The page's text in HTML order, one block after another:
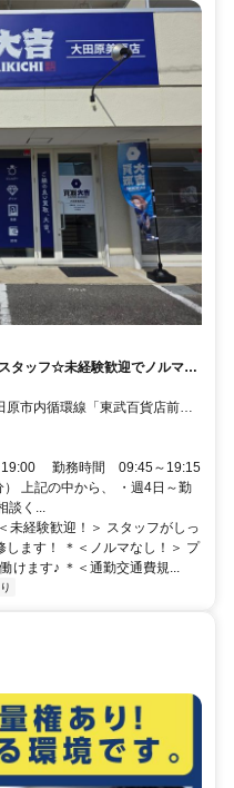
タッフ☆未経験歓迎でノルマな
19:00 勤務時間 09:45～19:15
上記の中から、 ・週4日～勤
談く...
未経験歓迎！＞ スタッフがしっ
ます！ ＊＜ノルマなし！＞ プ
けます♪ ＊＜通勤交通費規...